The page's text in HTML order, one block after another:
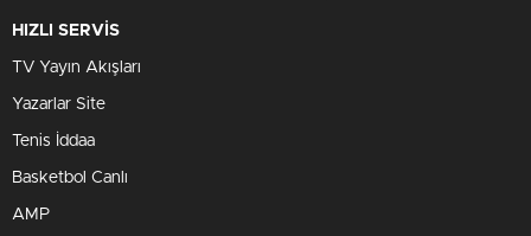
HIZLI SERVİS
TV Yayın Akışları
Yazarlar Site
Tenis İddaa
Basketbol Canlı
AMP